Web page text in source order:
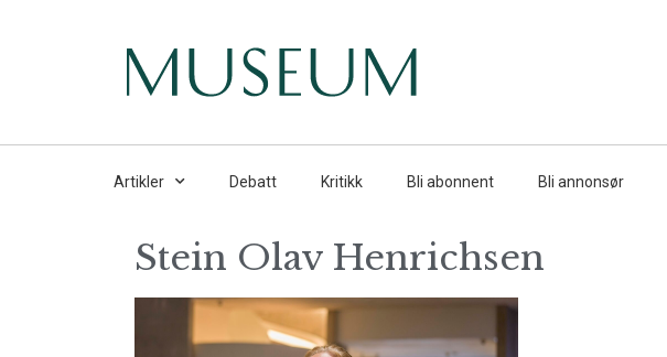
Artikler Debatt Kritikk Bli abonnent Bli annonsør
Stein Olav Henrichsen